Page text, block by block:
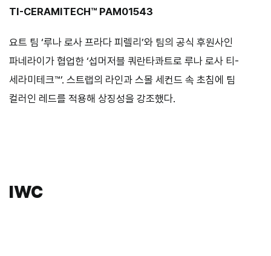
TI-CERAMITECH™ PAM01543
요트 팀 ‘루나 로사 프라다 피렐리’와 팀의 공식 후원사인
파네라이가 협업한 ‘섭머저블 쿼란타콰트로 루나 로사 티-
세라미테크™’. 스트랩의 라인과 스몰 세컨드 속 초침에 팀
컬러인 레드를 적용해 상징성을 강조했다.
IWC